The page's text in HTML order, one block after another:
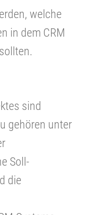
welche
in dem CRM
sind
gehören unter
Soll-
die